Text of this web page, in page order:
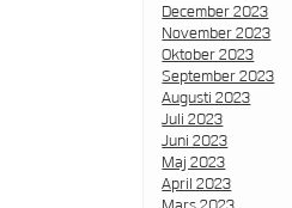
December 2023
November 2023
Oktober 2023
September 2023
Augusti 2023
Juli 2023
Juni 2023
Maj 2023
April 2023